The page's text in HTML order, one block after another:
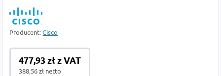
Producent:Cisco
477,93 zł z VAT
388,56 zł netto